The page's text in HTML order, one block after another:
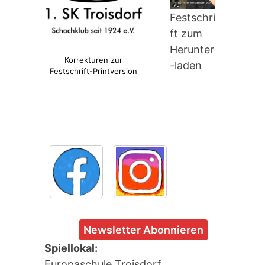
Korrekturen zur
Festschrift-Printversion
Festschri
ft zum
Herunter
-laden
Newsletter Abonnieren
Spiellokal: